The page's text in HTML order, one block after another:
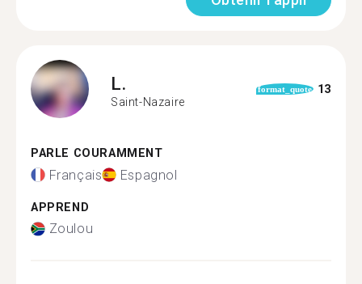
L.
Saint-Nazaire
format_quote 13
PARLE COURAMMENT
Français Espagnol
APPREND
Zoulou